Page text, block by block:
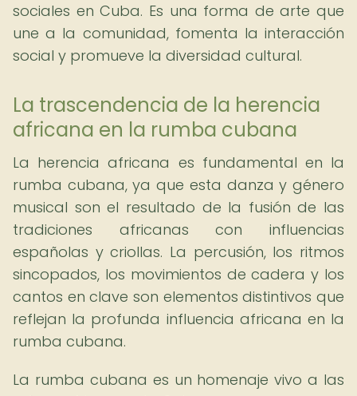
sociales en Cuba. Es una forma de arte que
une a la comunidad, fomenta la interacción
social y promueve la diversidad cultural.
La trascendencia de la herencia
africana en la rumba cubana
La herencia africana es fundamental en la
rumba cubana, ya que esta danza y género
musical son el resultado de la fusión de las
tradiciones africanas con influencias
españolas y criollas. La percusión, los ritmos
sincopados, los movimientos de cadera y los
cantos en clave son elementos distintivos que
reflejan la profunda influencia africana en la
rumba cubana.
La rumba cubana es un homenaje vivo a las